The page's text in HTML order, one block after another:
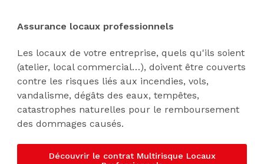
Assurance locaux professionnels
Les locaux de votre entreprise, quels qu'ils soient
(atelier, local commercial…), doivent être couverts
contre les risques liés aux incendies, vols,
vandalisme, dégâts des eaux, tempêtes,
catastrophes naturelles pour le remboursement
des dommages causés.
Découvrir le contrat Multirisque Locaux